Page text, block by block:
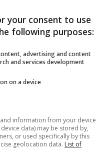
your consent to use
following purposes:
advertising and content
and services development
on a device
information from your device
data) may be stored by,
or used specifically by this
geolocation data. List of